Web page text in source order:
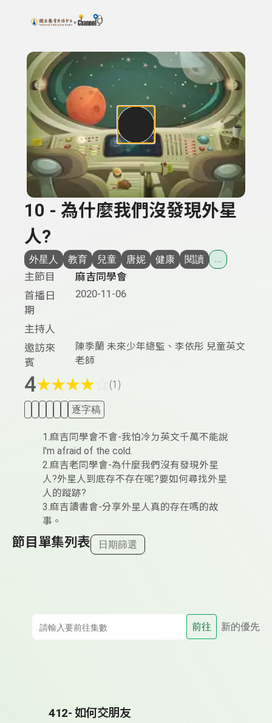
上方功能區塊
搜尋關鍵字：可輸入節目名稱、主持人或關鍵字
10 - 為什麼我們沒發現外星
人?
外星人 教育 兒童 唐妮 健康 閱讀 ...
主節目
麻吉同學會
首播日
期
2020-11-06
主持人
邀訪來
賓
陳季蘭 未來少年總監、李依彤 兒童英文
老師
4★★★★ (1)
逐字稿
1.麻吉同學會不會-我怕冷ㄉ英文千萬不能說
I'm afraid of the cold.
2.麻吉老同學會-為什麼我們沒有發現外星
人?外星人到底存不存在呢?要如何尋找外星
人的蹤跡?
3.麻吉讀書會-分享外星人真的存在嗎的故
事。
節目單集列表 日期篩選
前往 新的優先
412- 如何交朋友